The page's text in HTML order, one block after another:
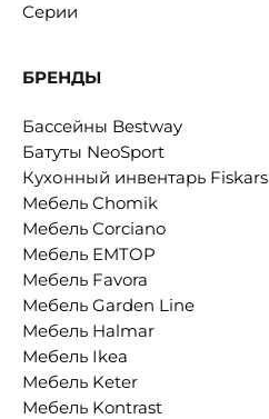
Серии
БРЕНДЫ
Бассейны Bestway
Батуты NeoSport
Кухонный инвентарь Fiskars
Мебель Chomik
Мебель Corciano
Мебель EMTOP
Мебель Favora
Мебель Garden Line
Мебель Halmar
Мебель Ikea
Мебель Keter
Мебель Kontrast